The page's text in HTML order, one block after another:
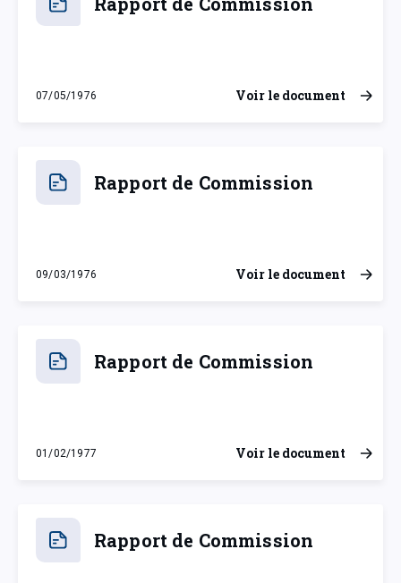
07/05/1976
vendredi 7 mai 1976
Voir le document
Rapport de Commission
09/03/1976
mardi 9 mars 1976
Voir le document
Rapport de Commission
01/02/1977
mardi 1 février 1977
Voir le document
Rapport de Commission